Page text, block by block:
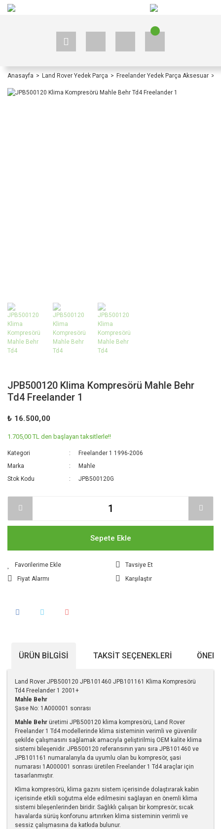
Anasayfa Land Rover Yedek Parça Freelander Yedek Parça Aksesuar
JPB500120 Klima Kompresörü Mahle Behr
Td4 Freelander 1
₺ 16.500,00
1.705,00 TL den başlayan taksitlerle!!
Kategori
Freelander 1 1996-2006
Marka
Mahle
Stok Kodu
JPB500120G
Sepete Ekle
Tavsiye Et
Fiyat Alarmı
Karşılaştır
ÜRÜN BILGISI TAKSIT SEÇENEKLERI
Land Rover JPB500120 JPB101460 JPB101161 Klima Kompresörü
Td4 Freelander 1 2001+
Mahle Behr
Şase No: 1A000001 sonrası
Mahle Behr üretimi JPB500120 klima kompresörü, Land Rover
Freelander 1 Td4 modellerinde klima sisteminin verimli ve güvenilir
şekilde çalışmasını sağlamak amacıyla geliştirilmiş OEM kalite klima
sistemi bileşenidir. JPB500120 referansının yanı sıra JPB101460 ve
JPB101161 numaralarıyla da uyumlu olan bu kompresör, şasi
numarası 1A000001 sonrası üretilen Freelander 1 Td4 araçlar için
tasarlanmıştır.
Klima kompresörü, klima gazını sistem içerisinde dolaştırarak kabin
içerisinde etkili soğutma elde edilmesini sağlayan en önemli klima
sistemi bileşenlerinden biridir. Sağlıklı çalışan bir kompresör; sıcak
havalarda sürüş konforunu artırırken klima sisteminin verimli ve
sessiz çalışmasına da katkıda bulunur.